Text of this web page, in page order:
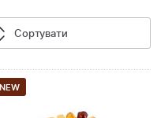
Сортувати
NEW